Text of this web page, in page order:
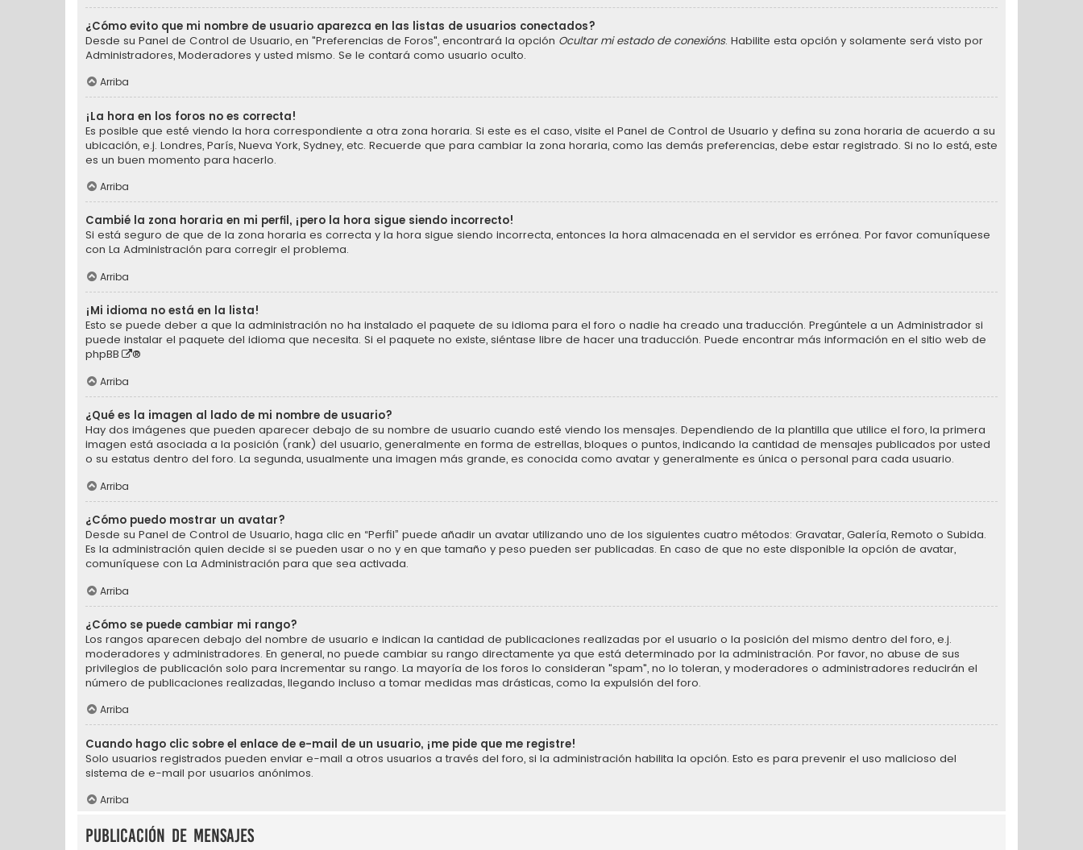
¿Cómo evito que mi nombre de usuario aparezca en las listas de usuarios conectados?
Desde su Panel de Control de Usuario, en "Preferencias de Foros", encontrará la opción Ocultar mi estado de conexións. Habilite esta opción y solamente será visto por
Administradores, Moderadores y usted mismo. Se le contará como usuario oculto.
Arriba
¡La hora en los foros no es correcta!
Es posible que esté viendo la hora correspondiente a otra zona horaria. Si este es el caso, visite el Panel de Control de Usuario y defina su zona horaria de acuerdo a su
ubicación, e.j. Londres, París, Nueva York, Sydney, etc. Recuerde que para cambiar la zona horaria, como las demás preferencias, debe estar registrado. Si no lo está, este
es un buen momento para hacerlo.
Arriba
Cambié la zona horaria en mi perfil, ¡pero la hora sigue siendo incorrecto!
Si está seguro de que de la zona horaria es correcta y la hora sigue siendo incorrecta, entonces la hora almacenada en el servidor es errónea. Por favor comuníquese
con La Administración para corregir el problema.
Arriba
¡Mi idioma no está en la lista!
Esto se puede deber a que la administración no ha instalado el paquete de su idioma para el foro o nadie ha creado una traducción. Pregúntele a un Administrador si
puede instalar el paquete del idioma que necesita. Si el paquete no existe, siéntase libre de hacer una traducción. Puede encontrar más información en el sitio web de
phpBB
®
Arriba
¿Qué es la imagen al lado de mi nombre de usuario?
Hay dos imágenes que pueden aparecer debajo de su nombre de usuario cuando esté viendo los mensajes. Dependiendo de la plantilla que utilice el foro, la primera
imagen está asociada a la posición (rank) del usuario, generalmente en forma de estrellas, bloques o puntos, indicando la cantidad de mensajes publicados por usted
o su estatus dentro del foro. La segunda, usualmente una imagen más grande, es conocida como avatar y generalmente es única o personal para cada usuario.
Arriba
¿Cómo puedo mostrar un avatar?
Desde su Panel de Control de Usuario, haga clic en “Perfil” puede añadir un avatar utilizando uno de los siguientes cuatro métodos: Gravatar, Galería, Remoto o Subida.
Es la administración quien decide si se pueden usar o no y en que tamaño y peso pueden ser publicadas. En caso de que no este disponible la opción de avatar,
comuníquese con La Administración para que sea activada.
Arriba
¿Cómo se puede cambiar mi rango?
Los rangos aparecen debajo del nombre de usuario e indican la cantidad de publicaciones realizadas por el usuario o la posición del mismo dentro del foro, e.j.
moderadores y administradores. En general, no puede cambiar su rango directamente ya que está determinado por la administración. Por favor, no abuse de sus
privilegios de publicación solo para incrementar su rango. La mayoría de los foros lo consideran "spam", no lo toleran, y moderadores o administradores reducirán el
número de publicaciones realizadas, llegando incluso a tomar medidas mas drásticas, como la expulsión del foro.
Arriba
Cuando hago clic sobre el enlace de e-mail de un usuario, ¡me pide que me registre!
Solo usuarios registrados pueden enviar e-mail a otros usuarios a través del foro, si la administración habilita la opción. Esto es para prevenir el uso malicioso del
sistema de e-mail por usuarios anónimos.
Arriba
Publicación de mensajes